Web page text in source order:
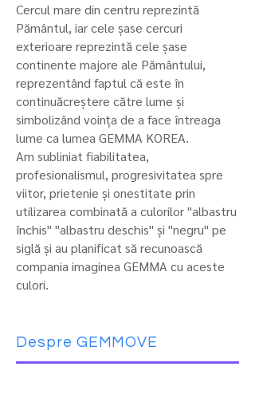
Cercul mare din centru reprezintă
Pământul, iar cele șase cercuri
exterioare reprezintă cele șase
continente majore ale Pământului,
reprezentând faptul că este în
continuăcreștere către lume și
simbolizând voința de a face întreaga
lume ca lumea GEMMA KOREA.
Am subliniat fiabilitatea,
profesionalismul, progresivitatea spre
viitor, prietenie și onestitate prin
utilizarea combinată a culorilor "albastru
închis" "albastru deschis" și "negru" pe
siglă și au planificat să recunoască
compania imaginea GEMMA cu aceste
culori.
Despre GEMMOVE